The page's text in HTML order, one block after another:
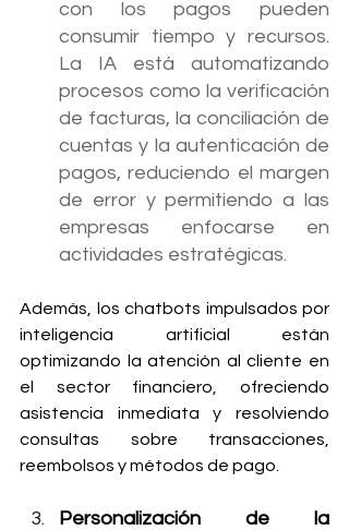
con los pagos pueden
consumir tiempo y recursos.
La IA está automatizando
procesos como la verificación
de facturas, la conciliación de
cuentas y la autenticación de
pagos, reduciendo el margen
de error y permitiendo a las
empresas enfocarse en
actividades estratégicas.
Además, los chatbots impulsados por
inteligencia artificial están
optimizando la atención al cliente en
el sector financiero, ofreciendo
asistencia inmediata y resolviendo
consultas sobre transacciones,
reembolsos y métodos de pago.
Personalización de la